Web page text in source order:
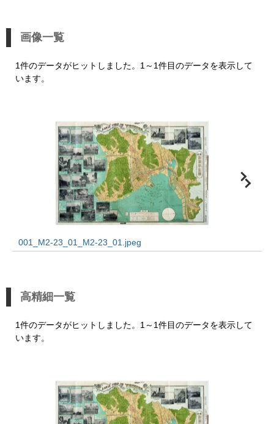
画像一覧
1件のデータがヒットしました。1～1件目のデータを表示して
います。
001_M2-23_01_M2-23_01.jpeg
高精細一覧
1件のデータがヒットしました。1～1件目のデータを表示して
います。